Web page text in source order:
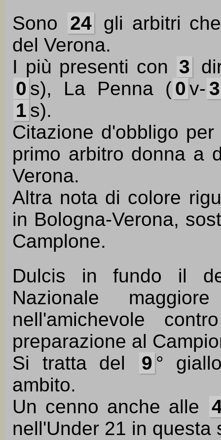
Sono
24 gli arbitri
del Verona.
I più presenti con 3
0 s), La Penna (0 v- 3
1 s).
Citazione d'obbligo
primo arbitro donna a
Verona.
Altra nota di colore
in Bologna-Verona,
Camplone.
Dulcis in fundo il
Nazionale
nell'amichevole
preparazione al
Si tratta del
9 °
ambito.
Un cenno anche alle
nell'Under 21 in questa